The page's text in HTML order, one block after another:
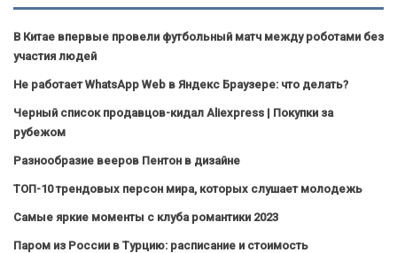
В Китае впервые провели футбольный матч между роботами без
участия людей
Не работает WhatsApp Web в Яндекс Браузере: что делать?
Черный список продавцов-кидал Aliexpress | Покупки за
рубежом
Разнообразие вееров Пентон в дизайне
ТОП-10 трендовых персон мира, которых слушает молодежь
Самые яркие моменты с клуба романтики 2023
Паром из России в Турцию: расписание и стоимость